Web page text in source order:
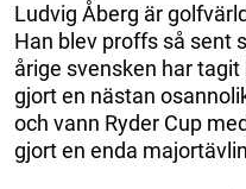
Ludvig Åberg är
Han blev proffs så sent
årige svensken har
gjort en nästan
och vann Ryder Cup
gjort en enda